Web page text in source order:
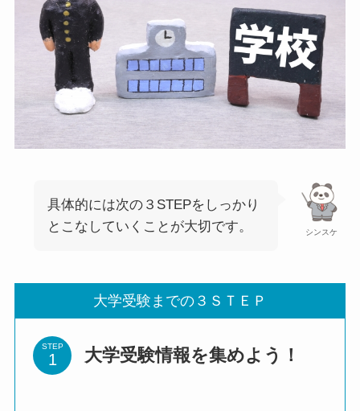
シンスケ
具体的には次の３STEPをしっかり
とこなしていくことが大切です。
大学受験までの３ＳＴＥＰ
STEP 大学受験情報を集めよう！